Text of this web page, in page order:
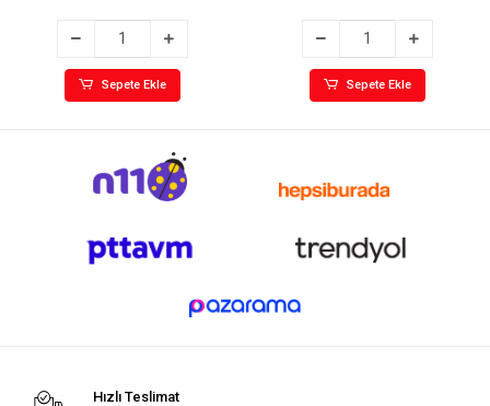
Sepete Ekle Sepete Ekle
Hızlı Teslimat